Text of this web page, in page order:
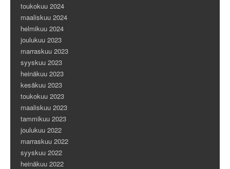
toukokuu 2024
maaliskuu 2024
helmikuu 2024
joulukuu 2023
marraskuu 2023
syyskuu 2023
heinäkuu 2023
kesäkuu 2023
toukokuu 2023
maaliskuu 2023
tammikuu 2023
joulukuu 2022
marraskuu 2022
syyskuu 2022
heinäkuu 2022